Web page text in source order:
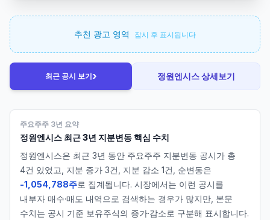
추천 광고 영역 잠시 후 표시됩니다
최근 공시 보기› 정원엔시스상세보기
주요주주 3년 요약
정원엔시스 최근 3년 지분변동 핵심 수치
정원엔시스은 최근 3년 동안 주요주주 지분변동 공시가 총
4건 있었고, 지분 증가 3건, 지분 감소 1건, 순변동은
-1,054,788주로 집계됩니다. 시장에서는 이런 공시를
내부자 매수·매도 내역으로 검색하는 경우가 많지만, 본문
수치는 공시 기준 보유주식의 증가·감소로 구분해 표시합니다.